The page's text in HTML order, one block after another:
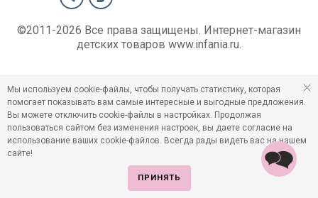
©2011-2026 Все права защищены. Интернет-магазин
детских товаров www.infania.ru.
Мы используем cookie-файлы, чтобы получать статистику, которая
помогает показывать вам самые интересные и выгодные предложения.
Вы можете отключить cookie-файлы в настройках. Продолжая
пользоваться сайтом без изменения настроек, вы даете согласие на
использование ваших cookie-файлов. Всегда рады видеть вас на нашем
сайте!
ПРИНЯТЬ